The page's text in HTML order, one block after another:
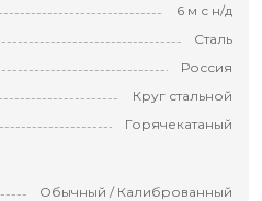
6 м с н/д
Сталь
Россия
Круг стальной
Горячекатаный
Обычный / Калиброванный